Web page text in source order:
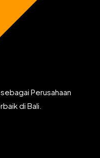
Perusahaan
di Bali.